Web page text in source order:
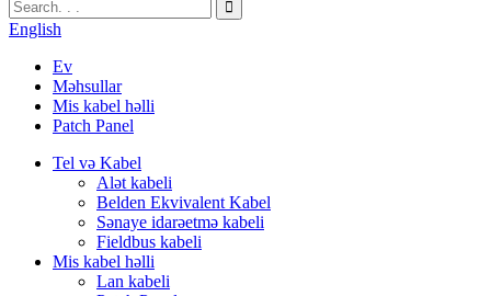
English
Ev
Məhsullar
Mis kabel həlli
Patch Panel
Tel və Kabel
Alət kabeli
Belden Ekvivalent Kabel
Sənaye idarəetmə kabeli
Fieldbus kabeli
Mis kabel həlli
Lan kabeli